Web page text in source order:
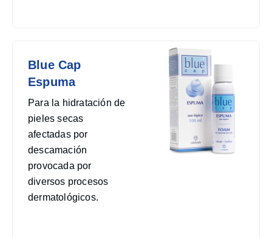
Blue Cap
Espuma
Para la hidratación de
pieles secas
afectadas por
descamación
provocada por
diversos procesos
dermatológicos.